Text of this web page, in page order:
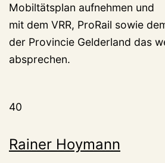
Mobiltätsplan aufnehmen und
mit dem VRR, ProRail sowie
der Provincie Gelderland das
absprechen.
40
Rainer Hoymann